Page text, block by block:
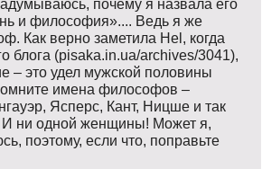
почему я назвала его
и философия».... Ведь я же
Как верно заметила Hel, когда
блога (pisaka.in.ua/archives/3041),
– это удел мужской половины
имена философов –
Ясперс, Кант, Ницше и так
И ни одной женщины! Может я,
поэтому, если что, поправьте